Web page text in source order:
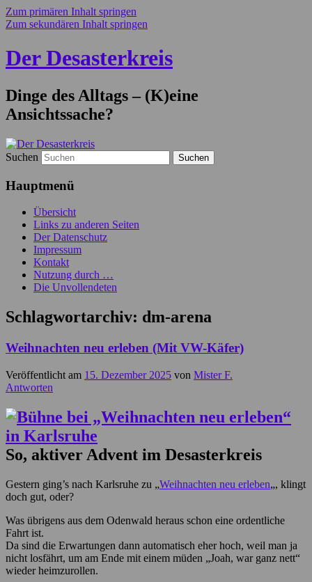
Zum primären Inhalt springen
Zum sekundären Inhalt springen
Der Desasterkreis
Dinge des Alltags – (K)eine
Ansichtssache?
Suchen
Hauptmenü
Übersicht
Links zu anderen Seiten
Der Datenschutz
Impressum
Kontakt
Nutzung durch …
Die Unvollendeten
Schlagwortarchiv: dm-arena
Weihnachten neu erleben (Mit VW-Käfer)
Veröffentlicht am 15. Dezember 2025 von Mister F.
Antworten
So, aktiver Advent im Desasterkreis
Gestern ging’s nach Karlsruhe zu „Weihnachten neu erleben„, klingt
doch gut, oder?
Was übrigens aus dem Odenwald heraus schon eine ordentliche
Fahrt ist.
Da sind die Erwartungen dann automatisch eher hoch, weil man ja
nicht losfährt, um am Ende mit einem müden „Joah, war ganz nett“
wieder heimzurollen.